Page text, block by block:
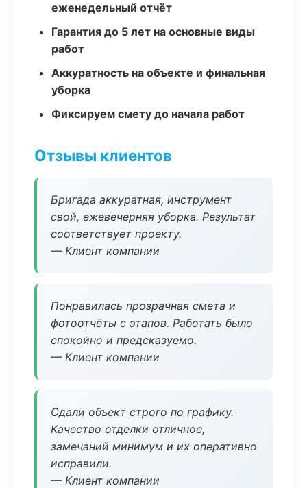
еженедельный отчёт
Гарантия до 5 лет на основные виды
работ
Аккуратность на объекте и финальная
уборка
Фиксируем смету до начала работ
Отзывы клиентов
Бригада аккуратная, инструмент
свой, ежевечерняя уборка. Результат
соответствует проекту.
— Клиент компании
Понравилась прозрачная смета и
фотоотчёты с этапов. Работать было
спокойно и предсказуемо.
— Клиент компании
Сдали объект строго по графику.
Качество отделки отличное,
замечаний минимум и их оперативно
исправили.
— Клиент компании